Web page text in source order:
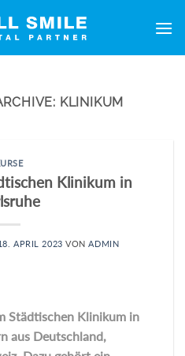
KLINIKUM
Klinikum in
APRIL 2023 VON ADMIN
Städtischen Klinikum in
aus Deutschland,